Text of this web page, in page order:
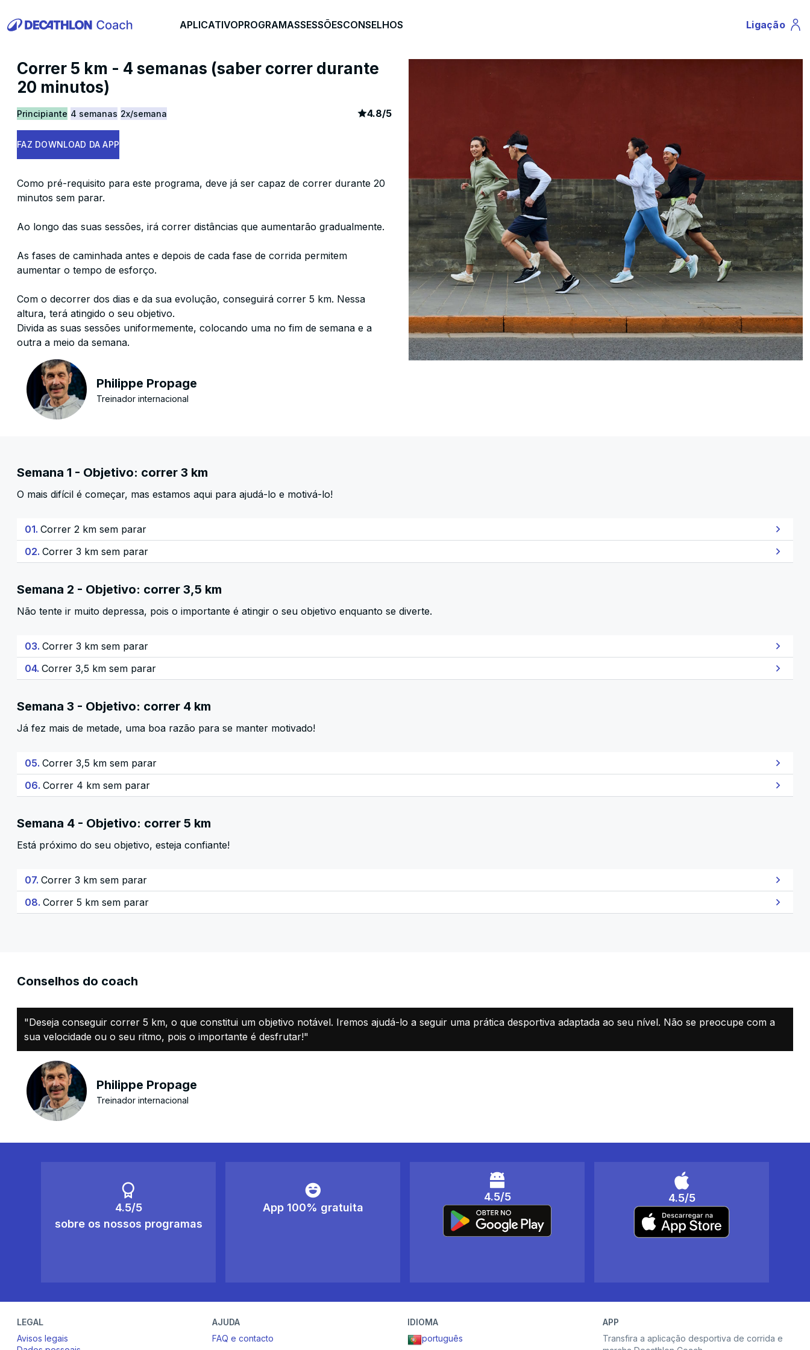
APLICATIVOPROGRAMASSESSÕESCONSELHOS Profile
Ligação
Correr 5 km - 4 semanas (saber correr durante
20 minutos)
Principiante 4 semanas 2x/semana article rating
4.8/5435
FAZ DOWNLOAD DA APP
Como pré-requisito para este programa, deve já ser capaz de correr durante 20
minutos sem parar.
Ao longo das suas sessões, irá correr distâncias que aumentarão gradualmente.
As fases de caminhada antes e depois de cada fase de corrida permitem
aumentar o tempo de esforço.
Com o decorrer dos dias e da sua evolução, conseguirá correr 5 km. Nessa
altura, terá atingido o seu objetivo.
Divida as suas sessões uniformemente, colocando uma no fim de semana e a
outra a meio da semana.
Philippe Propage
Treinador internacional
Semana 1 - Objetivo: correr 3 km
O mais difícil é começar, mas estamos aqui para ajudá-lo e motivá-lo!
01. Correr 2 km sem parar
02. Correr 3 km sem parar
Semana 2 - Objetivo: correr 3,5 km
Não tente ir muito depressa, pois o importante é atingir o seu objetivo enquanto se diverte.
03. Correr 3 km sem parar
04. Correr 3,5 km sem parar
Semana 3 - Objetivo: correr 4 km
Já fez mais de metade, uma boa razão para se manter motivado!
05. Correr 3,5 km sem parar
06. Correr 4 km sem parar
Semana 4 - Objetivo: correr 5 km
Está próximo do seu objetivo, esteja confiante!
07. Correr 3 km sem parar
08. Correr 5 km sem parar
Conselhos do coach
"Deseja conseguir correr 5 km, o que constitui um objetivo notável. Iremos ajudá-lo a seguir uma prática desportiva adaptada ao seu nível. Não se preocupe com a
sua velocidade ou o seu ritmo, pois o importante é desfrutar!"
Philippe Propage
Treinador internacional
4.5/5
sobre os nossos programas
App 100% gratuita
4.5/5 4.5/5
LEGAL
Avisos legais
AJUDA
FAQ e contacto
IDIOMA
português
APP
Transfira a aplicação desportiva de corrida e